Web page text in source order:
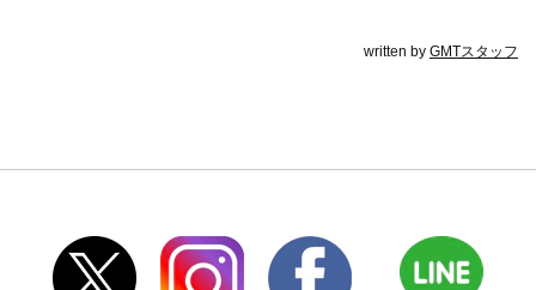
written by GMTスタッフ